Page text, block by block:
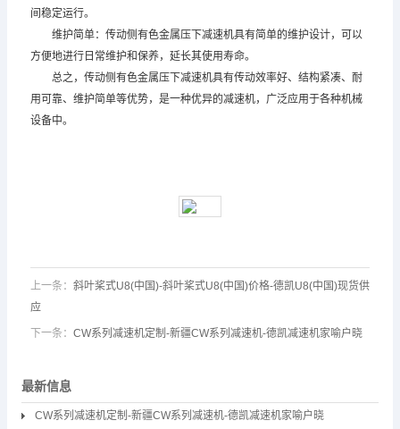
间稳定运行。
维护简单：传动侧有色金属压下减速机具有简单的维护设计，可以
方便地进行日常维护和保养，延长其使用寿命。
总之，传动侧有色金属压下减速机具有传动效率好、结构紧凑、耐
用可靠、维护简单等优势，是一种优异的减速机，广泛应用于各种机械
设备中。
上一条： 斜叶桨式U8(中国)-斜叶桨式U8(中国)价格-德凯U8(中国)现货供
应
下一条： CW系列减速机定制-新疆CW系列减速机-德凯减速机家喻户晓
最新信息
CW系列减速机定制-新疆CW系列减速机-德凯减速机家喻户晓